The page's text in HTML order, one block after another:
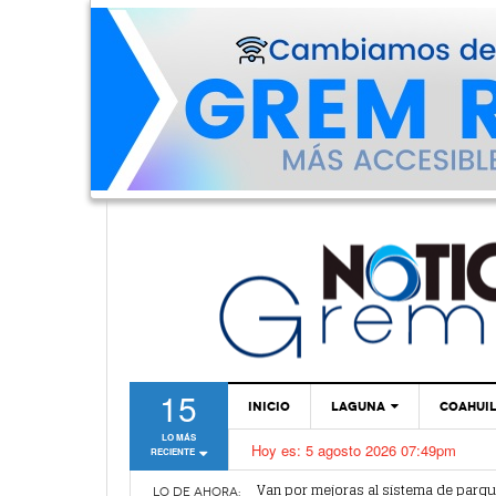
15
LO MÁS
RECIENTE
INICIO LAGUNA
TORREÓN
GÓMEZ PALACIO
Hoy es: 5 agosto 2026 07:49pm
LO DE AHORA:
Van por mejoras al sistema de